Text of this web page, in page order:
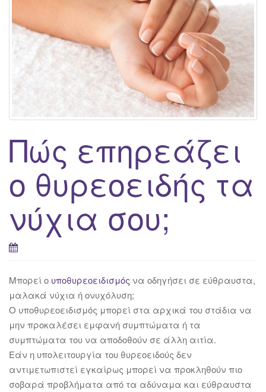
Πώς επηρεάζει
ο θυρεοειδής τα
νύχια σου;
Μπορεί ο υποθυρεοειδισμός να οδηγήσει σε εύθραυστα,
μαλακά νύχια ή ονυχόλυση;
Ο υποθυρεοειδισμός μπορεί στα αρχικά του στάδια να
μην προκαλέσει εμφανή συμπτώματα ή τα
συμπτώματα του να αποδοθούν σε άλλη αιτία.
Εάν η υπολειτουργία του θυρεοειδούς δεν
αντιμετωπιστεί εγκαίρως μπορεί να προκληθούν πιο
σοβαρά προβλήματα από τα αδύναμα και εύθραυστα